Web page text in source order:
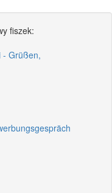
fiszek:
- Grüßen,